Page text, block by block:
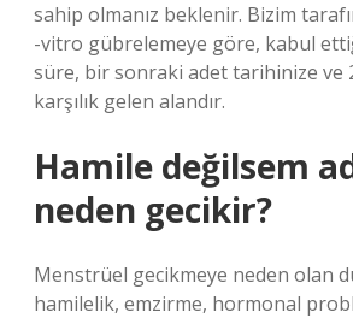
sahip olmanız beklenir. Bizim
-vitro gübrelemeye göre, kabul
süre, bir sonraki adet tarihinize ve
karşılık gelen alandır.
Hamile değilsem
neden gecikir?
Menstrüel gecikmeye neden olan
hamilelik, emzirme, hormonal